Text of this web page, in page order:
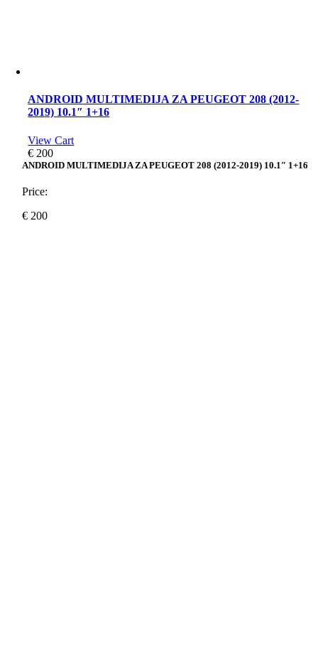
ANDROID MULTIMEDIJA ZA PEUGEOT 208 (2012-
2019) 10.1″ 1+16
View Cart
€ 200
ANDROID MULTIMEDIJA ZA PEUGEOT 208 (2012-2019) 10.1″ 1+16
Price:
€ 200